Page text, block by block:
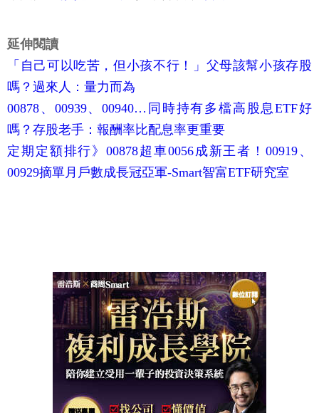
延伸閱讀
「自己可以吃苦，但小孩不行！」父母該幫小孩存股
嗎？過來人：量力而為
00878、00939、00940…同時持有多檔高股息ETF好
嗎？存股老手：報酬率比配息率更重要
定期定額排行》00878超車0056成新王者！00919、
00929摘單月戶數成長冠亞軍-Smart智富ETF研究室